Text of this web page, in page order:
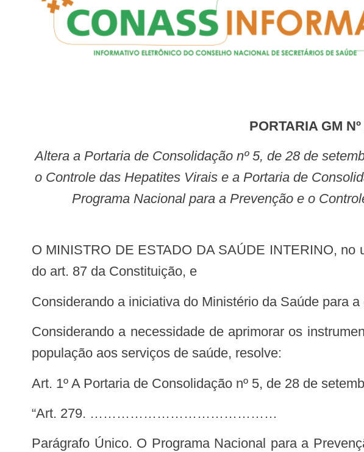
PORTARIA GM
Altera a Portaria de Consolidação nº 5, de 28 de setembro de 2017, para dispor sobre o Programa Nacional para a Prevenção e
o Controle das Hepatites Virais e a Portaria de
Programa Nacional para a Prevenção e o
O MINISTRO DE ESTADO DA SAÚDE INTERINO, no uso das atribuições que lhe conferem os incisos I e II do parágrafo único
do art. 87 da Constituição, e
Considerando a iniciativa do Ministério da Saúde para
Considerando a necessidade de aprimorar os instrumentos e estratégias que asseguram e ampliam o acesso da população da
população aos serviços de saúde, resolve:
Art. 1º A Portaria de Consolidação nº 5, de 28 de
“Art. 279. ……………………………………
Parágrafo Único. O Programa Nacional para a Prevenção e o Controle das Hepatites Virais será gerido pelo Departamento de